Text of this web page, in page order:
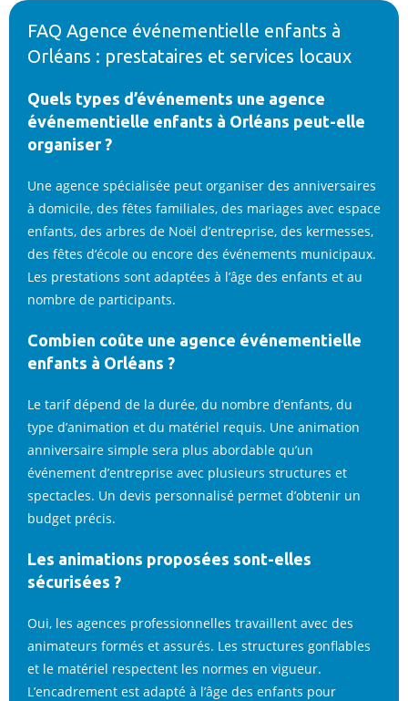
FAQ Agence événementielle enfants à
Orléans : prestataires et services locaux
Quels types d’événements une agence
événementielle enfants à Orléans peut-elle
organiser ?
Une agence spécialisée peut organiser des anniversaires
à domicile, des fêtes familiales, des mariages avec espace
enfants, des arbres de Noël d’entreprise, des kermesses,
des fêtes d’école ou encore des événements municipaux.
Les prestations sont adaptées à l’âge des enfants et au
nombre de participants.
Combien coûte une agence événementielle
enfants à Orléans ?
Le tarif dépend de la durée, du nombre d’enfants, du
type d’animation et du matériel requis. Une animation
anniversaire simple sera plus abordable qu’un
événement d’entreprise avec plusieurs structures et
spectacles. Un devis personnalisé permet d’obtenir un
budget précis.
Les animations proposées sont-elles
sécurisées ?
Oui, les agences professionnelles travaillent avec des
animateurs formés et assurés. Les structures gonflables
et le matériel respectent les normes en vigueur.
L’encadrement est adapté à l’âge des enfants pour